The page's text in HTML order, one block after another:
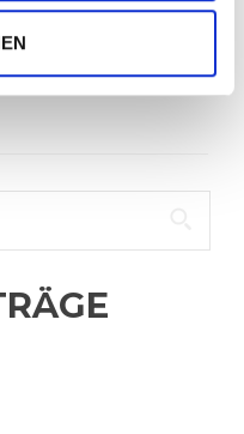
alles, um Euch so